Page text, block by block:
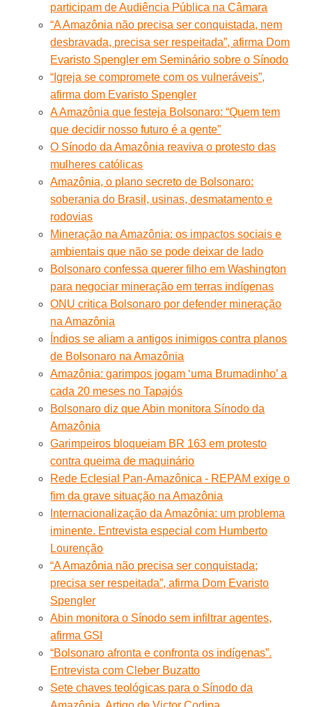
participam de Audiência Pública na Câmara
“A Amazônia não precisa ser conquistada, nem
desbravada, precisa ser respeitada”, afirma Dom
Evaristo Spengler em Seminário sobre o Sínodo
“Igreja se compromete com os vulneráveis”,
afirma dom Evaristo Spengler
A Amazônia que festeja Bolsonaro: “Quem tem
que decidir nosso futuro é a gente”
O Sínodo da Amazônia reaviva o protesto das
mulheres católicas
Amazônia, o plano secreto de Bolsonaro:
soberania do Brasil, usinas, desmatamento e
rodovias
Mineração na Amazônia: os impactos sociais e
ambientais que não se pode deixar de lado
Bolsonaro confessa querer filho em Washington
para negociar mineração em terras indígenas
ONU critica Bolsonaro por defender mineração
na Amazônia
Índios se aliam a antigos inimigos contra planos
de Bolsonaro na Amazônia
Amazônia: garimpos jogam ‘uma Brumadinho’ a
cada 20 meses no Tapajós
Bolsonaro diz que Abin monitora Sínodo da
Amazônia
Garimpeiros bloqueiam BR 163 em protesto
contra queima de maquinário
Rede Eclesial Pan-Amazônica - REPAM exige o
fim da grave situação na Amazônia
Internacionalização da Amazônia: um problema
iminente. Entrevista especial com Humberto
Lourenção
“A Amazônia não precisa ser conquistada;
precisa ser respeitada”, afirma Dom Evaristo
Spengler
Abin monitora o Sínodo sem infiltrar agentes,
afirma GSI
“Bolsonaro afronta e confronta os indígenas”.
Entrevista com Cleber Buzatto
Sete chaves teológicas para o Sínodo da